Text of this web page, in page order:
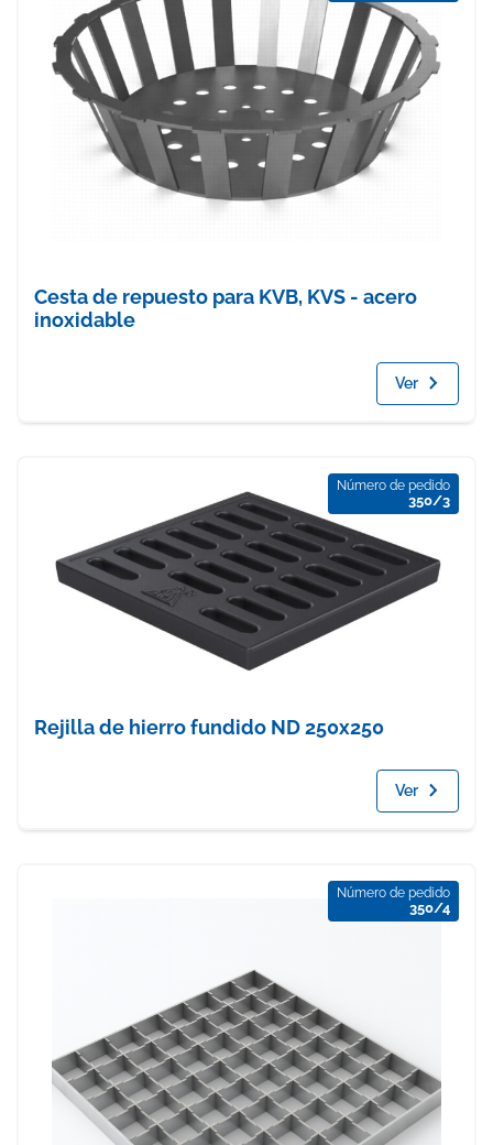
Cesta de repuesto para KVB, KVS - acero
inoxidable
Ver
Número de pedido
350/3
Rejilla de hierro fundido ND 250x250
Ver
Número de pedido
350/4